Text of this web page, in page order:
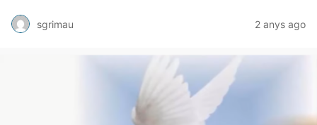
sgrimau 2 anys ago